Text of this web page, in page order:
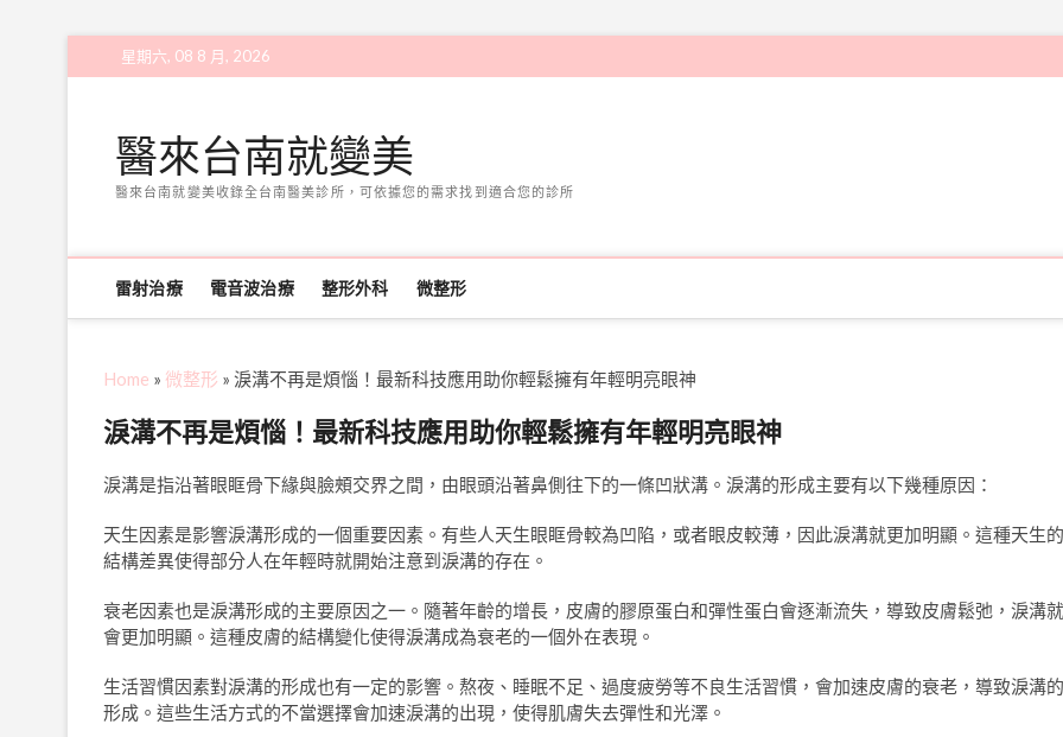
to
星期六, 08 8 月, 2026
醫來台南就變美
醫來台南就變美收錄全台南醫美診所，可依據您的需求找到適合您的診所
雷射治療 電音波治療 整形外科 微整形
Home » 微整形 » 淚溝不再是煩惱！最新科技應用助你輕鬆擁有年輕明亮眼神
淚溝不再是煩惱！最新科技應用助你輕鬆擁有年輕明亮眼神
淚溝是指沿著眼眶骨下緣與臉頰交界之間，由眼頭沿著鼻側往下的一條凹狀溝。淚溝的形成主要有以下幾種原因：
天生因素是影響淚溝形成的一個重要因素。有些人天生眼眶骨較為凹陷，或者眼皮較薄，因此淚溝就更加明顯。這種天生的
結構差異使得部分人在年輕時就開始注意到淚溝的存在。
衰老因素也是淚溝形成的主要原因之一。隨著年齡的增長，皮膚的膠原蛋白和彈性蛋白會逐漸流失，導致皮膚鬆弛，淚溝就
會更加明顯。這種皮膚的結構變化使得淚溝成為衰老的一個外在表現。
生活習慣因素對淚溝的形成也有一定的影響。熬夜、睡眠不足、過度疲勞等不良生活習慣，會加速皮膚的衰老，導致淚溝的
形成。這些生活方式的不當選擇會加速淚溝的出現，使得肌膚失去彈性和光澤。